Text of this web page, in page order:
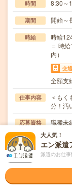
時間 8:30～
期間 開始～
時給
時給
＝ 時
内）
交
全額支
仕事内容
＜も
分！汚
応募資格
職種未
不要
資格・
る方歓
職場の雰囲気
大人気！
エン派遣
派遣のお仕